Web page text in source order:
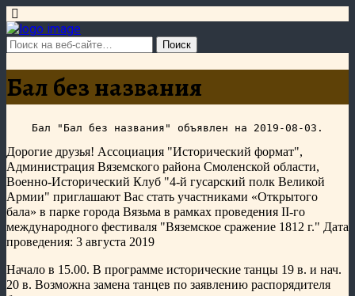
Бал без названия
Дорогие друзья! Ассоциация "Исторический формат",
Администрация Вяземского района Смоленской области,
Военно-Исторический Клуб "4-й гусарский полк Великой
Армии" приглашают Вас стать участниками «Открытого
бала» в парке города Вязьма в рамках проведения II-го
международного фестиваля "Вяземское сражение 1812 г." Дата
проведения: 3 августа 2019
Начало в 15.00. В программе исторические танцы 19 в. и нач.
20 в. Возможна замена танцев по заявлению распорядителя